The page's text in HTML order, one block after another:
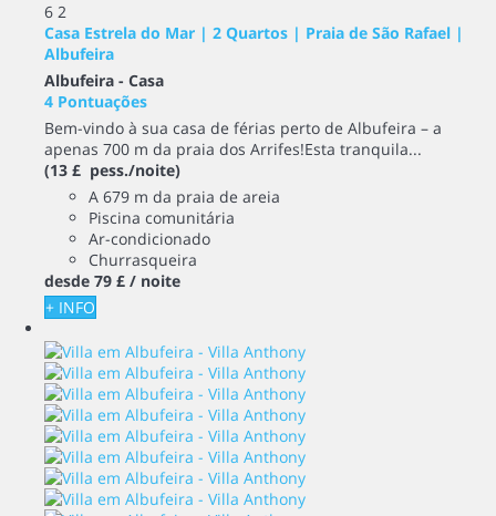
6 2
Casa Estrela do Mar | 2 Quartos | Praia de São Rafael |
Albufeira
Albufeira - Casa
4 Pontuações
Bem-vindo à sua casa de férias perto de Albufeira – a
apenas 700 m da praia dos Arrifes! ​ Esta tranquila...
(13 £ pess./noite)
A 679 m da praia de areia
Piscina comunitária
Ar-condicionado
Churrasqueira
desde 79 £ / noite
+ INFO